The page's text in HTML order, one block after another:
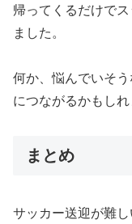
帰ってくるだけで
ました。
何か、悩んでいそ
につながるかもしれ
まとめ
サッカー送迎が難